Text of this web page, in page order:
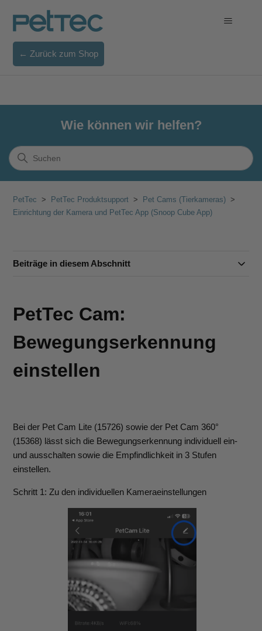
← Zurück zum Shop
Wie können wir helfen?
PetTec PetTec Produktsupport
Pet Cams (Tierkameras)
Einrichtung der Kamera und PetTec App (Snoop Cube App)
Beiträge in diesem Abschnitt
PetTec Cam:
Bewegungserkennung
einstellen
Bei der Pet Cam Lite (15726) sowie der Pet Cam 360°
(15368) lässt sich die Bewegungserkennung individuell ein-
und ausschalten sowie die Empfindlichkeit in 3 Stufen
einstellen.
Schritt 1: Zu den individuellen Kameraeinstellungen